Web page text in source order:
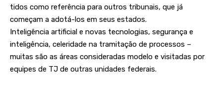
tidos como referência para outros tribunais, que já
começam a adotá-los em seus estados.
Inteligência artificial e novas tecnologias, segurança e
inteligência, celeridade na tramitação de processos –
muitas são as áreas consideradas modelo e visitadas por
equipes de TJ de outras unidades federais.